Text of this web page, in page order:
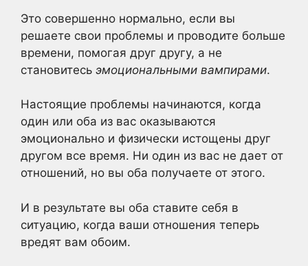
Это совершенно нормально, если вы
решаете свои проблемы и проводите больше
времени, помогая друг другу, а не
становитесь эмоциональными вампирами.
Настоящие проблемы начинаются, когда
один или оба из вас оказываются
эмоционально и физически истощены друг
другом все время. Ни один из вас не дает от
отношений, но вы оба получаете от этого.
И в результате вы оба ставите себя в
ситуацию, когда ваши отношения теперь
вредят вам обоим.